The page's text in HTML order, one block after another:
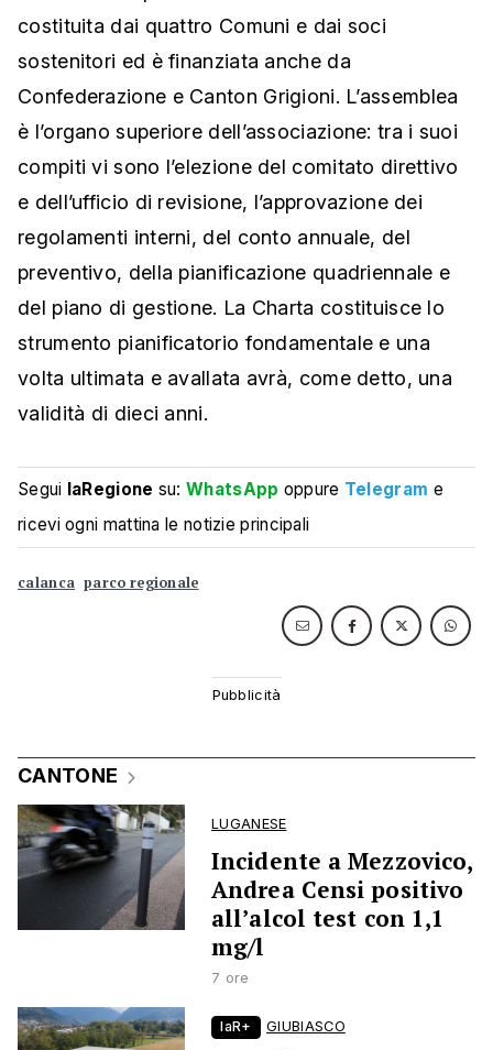
costituita dai quattro Comuni e dai soci
sostenitori ed è finanziata anche da
Confederazione e Canton Grigioni. L’assemblea
è l’organo superiore dell’associazione: tra i suoi
compiti vi sono l’elezione del comitato direttivo
e dell’ufficio di revisione, l’approvazione dei
regolamenti interni, del conto annuale, del
preventivo, della pianificazione quadriennale e
del piano di gestione. La Charta costituisce lo
strumento pianificatorio fondamentale e una
volta ultimata e avallata avrà, come detto, una
validità di dieci anni.
Segui laRegione su:WhatsApp oppure Telegram e
ricevi ogni mattina le notizie principali
calanca parco regionale
CANTONE
LUGANESE
Incidente a Mezzovico,
Andrea Censi positivo
all’alcol test con 1,1
mg/l
7 ore
laR+ GIUBIASCO